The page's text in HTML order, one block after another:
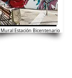
Mural Estación Bicentenario